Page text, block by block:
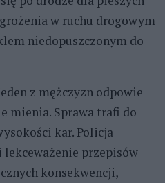
w ruchu drogowym
niedopuszczonym do
z mężczyzn odpowie
mienia. Sprawa trafi do
kar. Policja
przepisów
konsekwencji,